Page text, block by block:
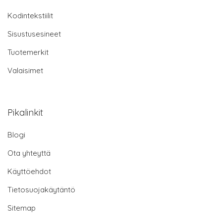
Kodintekstiilit
Sisustusesineet
Tuotemerkit
Valaisimet
Pikalinkit
Blogi
Ota yhteyttä
Käyttöehdot
Tietosuojakäytäntö
Sitemap